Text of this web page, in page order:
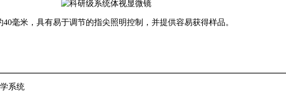
毫米，具有易于调节的指尖照明控制，并提供容易获得样品。
系统